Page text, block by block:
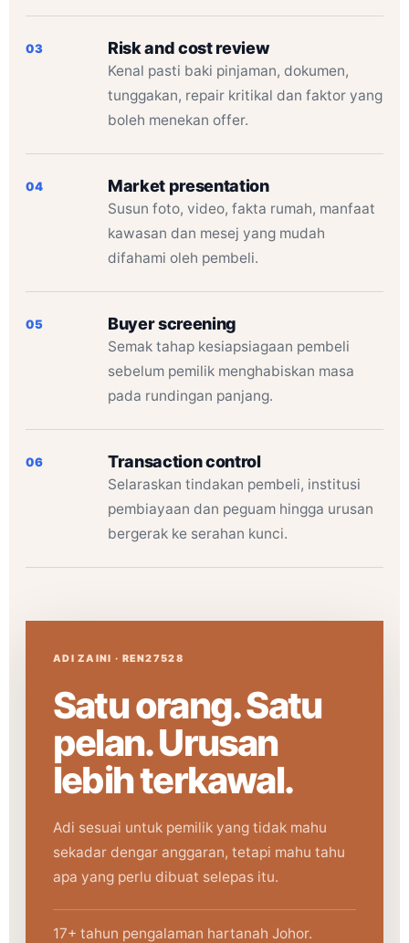
03 Risk and cost review
Kenal pasti baki pinjaman, dokumen,
tunggakan, repair kritikal dan faktor yang
boleh menekan offer.
04 Market presentation
Susun foto, video, fakta rumah, manfaat
kawasan dan mesej yang mudah
difahami oleh pembeli.
05 Buyer screening
Semak tahap kesiapsiagaan pembeli
sebelum pemilik menghabiskan masa
pada rundingan panjang.
06 Transaction control
Selaraskan tindakan pembeli, institusi
pembiayaan dan peguam hingga urusan
bergerak ke serahan kunci.
ADI ZAINI · REN27528
Satu orang. Satu
pelan. Urusan
lebih terkawal.
Adi sesuai untuk pemilik yang tidak mahu
sekadar dengar anggaran, tetapi mahu tahu
apa yang perlu dibuat selepas itu.
17+ tahun pengalaman hartanah Johor.